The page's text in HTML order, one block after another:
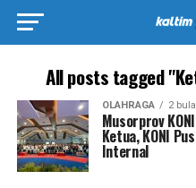
All posts tagged
OLAHRAGA 2
Musorprov
Ketua, KONI
Internal